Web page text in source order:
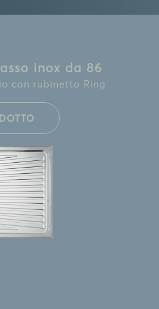
inox da 86
con rubinetto Ring